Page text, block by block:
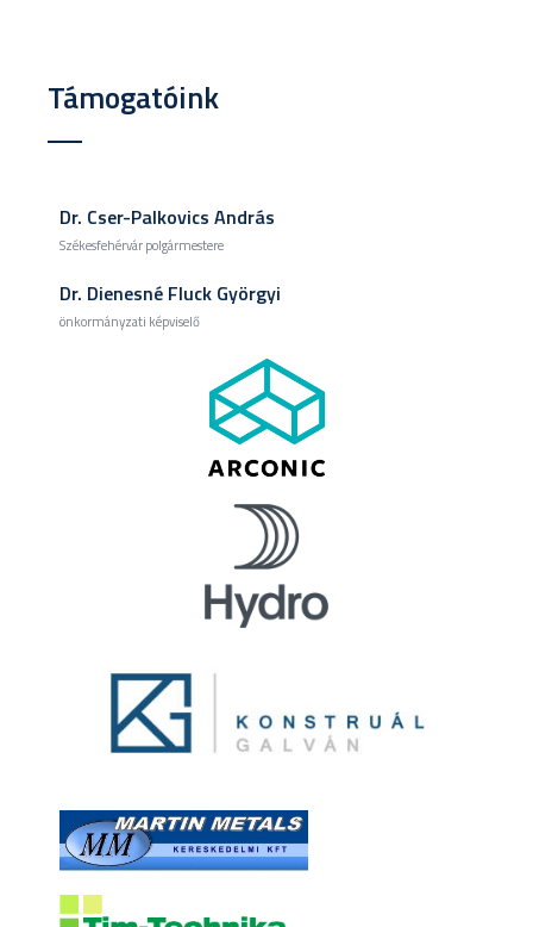
Támogatóink
Dr. Cser-Palkovics András
Székesfehérvár polgármestere
Dr. Dienesné Fluck Györgyi
önkormányzati képviselő